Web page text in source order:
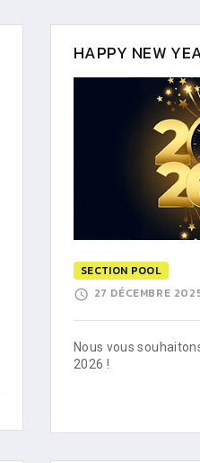
HAPPY NEW
SECTION POOL
27 DÉCEMBRE
Nous vous
2026 !